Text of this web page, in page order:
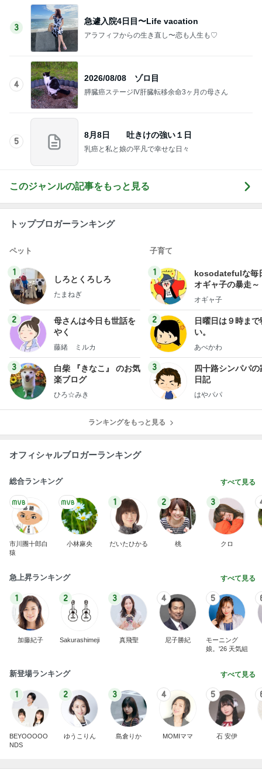
3
急遽入院4日目〜Life vacation
アラフィフからの生き直し〜恋も人生も♡
4
2026/08/08 ゾロ目
膵臓癌ステージIV肝臓転移余命3ヶ月の母さん
5
8月8日 吐きけの強い１日
乳癌と私と娘の平凡で幸せな日々
このジャンルの記事をもっと見る
トップブロガーランキング
ペット
1
しろとくろしろ
たまねぎ
2
母さんは今日も世話を
やく
藤緒 ミルカ
3
白柴 『きなこ』 のお気
楽ブログ
ひろ☆みき
子育て
1
kosodatefulな毎
オギャ子の暴走～
オギャ子
2
日曜日は９時まで
い。
あべかわ
3
四十路シンパパの
日記
はやパパ
ランキングをもっと見る
オフィシャルブロガーランキング
総合ランキング すべて見る
市川團十郎白
猿
小林麻央
1
だいたひかる
2
桃
3
クロ
急上昇ランキング すべて見る
1
加藤紀子
2
Sakurashimeji
3
真飛聖
4
尼子勝紀
5
モーニング
娘。'26 天気組
新登場ランキング すべて見る
1
BEYOOOOO
NDS
2
ゆうこりん
3
島倉りか
4
MOMIママ
5
石 安伊